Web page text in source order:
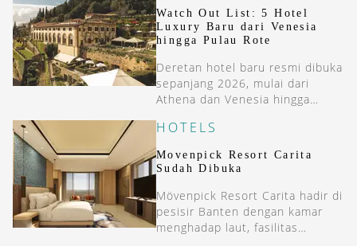
Watch Out List: 5 Hotel
Luxury Baru dari Venesia
hingga Pulau Rote
Deretan hotel baru resmi dibuka
sepanjang 2026, mulai dari
Athena dan Venesia hingga
HOTELS
Movenpick Resort Carita
Sudah Dibuka
Mövenpick Resort Carita hadir di
pesisir Banten dengan kamar
menghadap laut, fasilitas